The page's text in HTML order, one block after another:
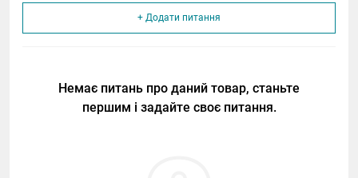
+ Додати питання
Немає питань про даний товар, станьте
першим і задайте своє питання.